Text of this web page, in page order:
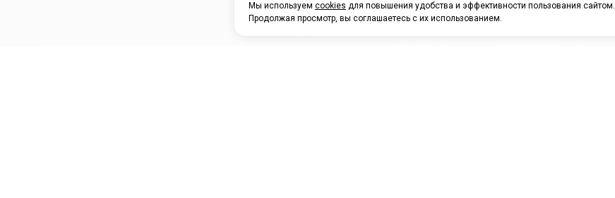
Мы используем cookies для повышения удобства и эффективности пользования сайтом.
Продолжая просмотр, вы соглашаетесь с их использованием.